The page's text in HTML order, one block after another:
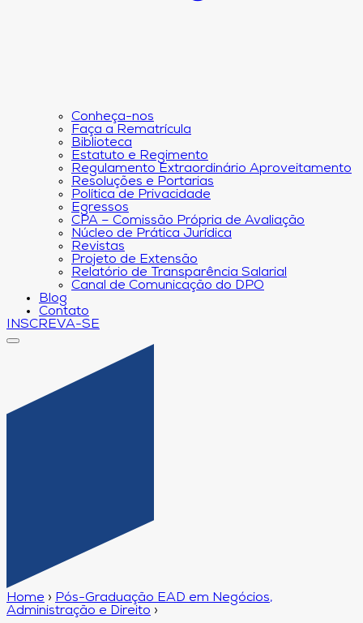
Conheça-nos
Faça a Rematrícula
Biblioteca
Estatuto e Regimento
Regulamento Extraordinário Aproveitamento
Resoluções e Portarias
Política de Privacidade
Egressos
CPA – Comissão Própria de Avaliação
Núcleo de Prática Jurídica
Revistas
Projeto de Extensão
Relatório de Transparência Salarial
Canal de Comunicação do DPO
Blog
Contato
INSCREVA-SE
Home › Pós-Graduação EAD em Negócios,
Administração e Direito ›